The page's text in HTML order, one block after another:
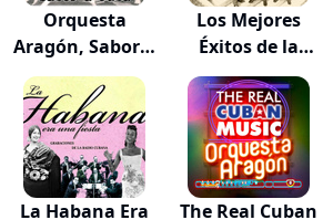
Orquesta
Aragón, Sabor a
Cuba
Los Mejores
Éxitos de la
Orqu...
La Habana Era
The Real Cuban